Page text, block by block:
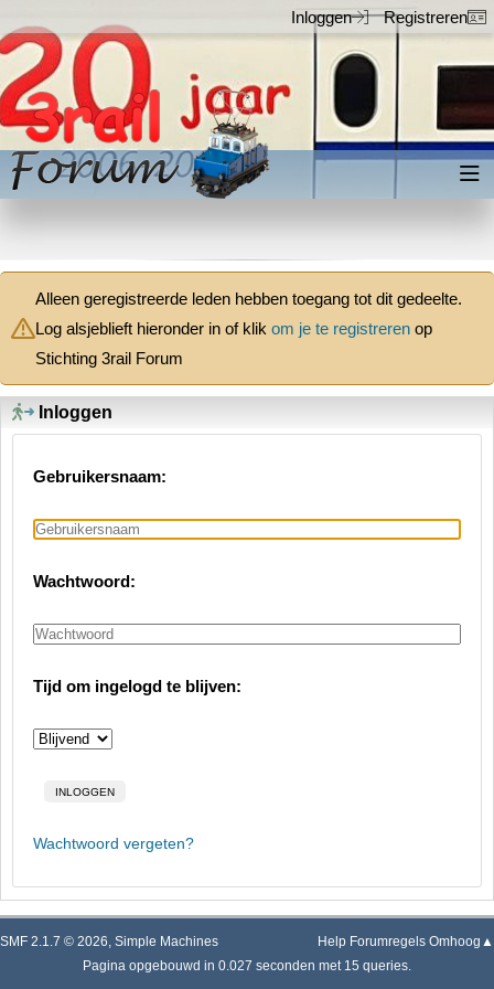
Inloggen
Registreren
Inloggen
Alleen geregistreerde leden hebben toegang tot dit gedeelte.
Log alsjeblieft hieronder in of klik om je te registreren op
Stichting 3rail Forum
Inloggen
Gebruikersnaam:
Wachtwoord:
Tijd om ingelogd te blijven:
Wachtwoord vergeten?
SMF 2.1.7 © 2026, Simple Machines Help Forumregels Omhoog▲
Pagina opgebouwd in 0.027 seconden met 15 queries.